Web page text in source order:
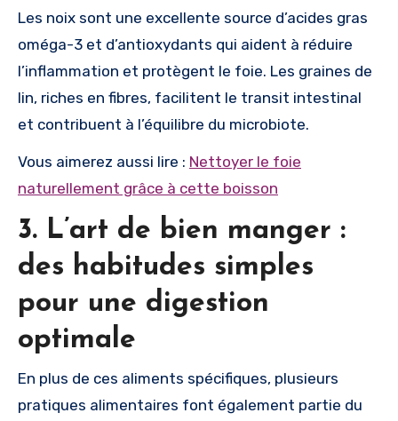
Les noix sont une excellente source d’acides gras
oméga-3 et d’antioxydants qui aident à réduire
l’inflammation et protègent le foie. Les graines de
lin, riches en fibres, facilitent le transit intestinal
et contribuent à l’équilibre du microbiote.
Vous aimerez aussi lire : Nettoyer le foie
naturellement grâce à cette boisson
3. L’art de bien manger :
des habitudes simples
pour une digestion
optimale
En plus de ces aliments spécifiques, plusieurs
pratiques alimentaires font également partie du